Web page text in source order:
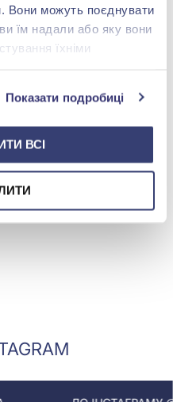
Вони можуть поєднувати
їм надали або яку вони
їхніми
Показати подробиці
ВСІ